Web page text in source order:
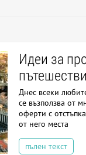
Идеи за
Днес всеки
се възползва от
оферти с
от него места
пълен текст